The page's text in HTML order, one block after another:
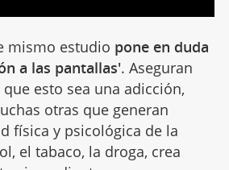
mismo estudio pone en duda
a las pantallas'. Aseguran
esto sea una adicción,
otras que generan
física y psicológica de la
el tabaco, la droga, crea